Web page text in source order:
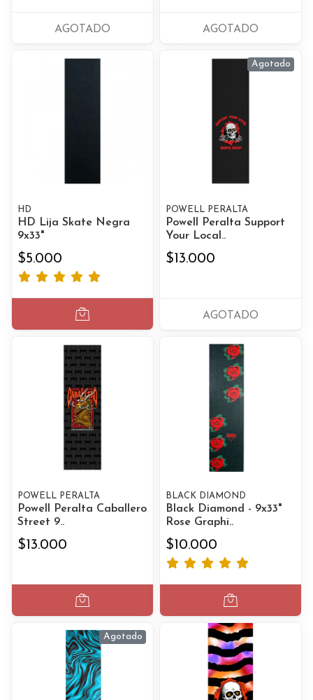
AGOTADO AGOTADO
HD
HD Lija Skate Negra
9x33"
$5.000
Agotado
POWELL PERALTA
Powell Peralta Support
Your Local..
$13.000
AGOTADO
POWELL PERALTA
Powell Peralta Caballero
Street 9..
$13.000
BLACK DIAMOND
Black Diamond - 9x33"
Rose Graphi..
$10.000
Agotado